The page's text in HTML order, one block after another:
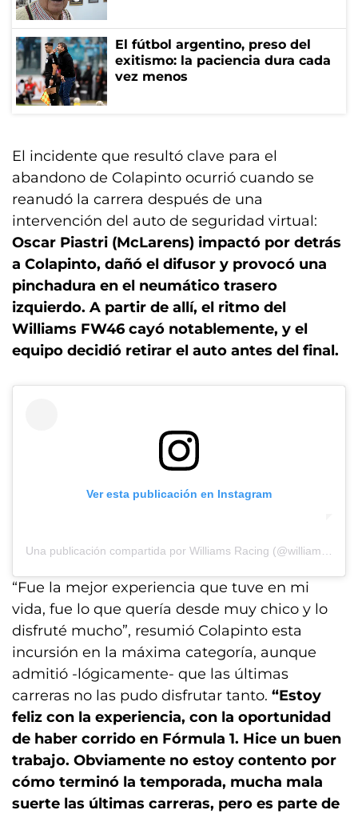
El fútbol argentino, preso del
exitismo: la paciencia dura cada
vez menos
El incidente que resultó clave para el
abandono de Colapinto ocurrió cuando se
reanudó la carrera después de una
intervención del auto de seguridad virtual:
Oscar Piastri (McLarens) impactó por detrás
a Colapinto, dañó el difusor y provocó una
pinchadura en el neumático trasero
izquierdo. A partir de allí, el ritmo del
Williams FW46 cayó notablemente, y el
equipo decidió retirar el auto antes del final.
Ver esta publicación en Instagram
Una publicación compartida por Williams Racing (@williamsracing)
“Fue la mejor experiencia que tuve en mi
vida, fue lo que quería desde muy chico y lo
disfruté mucho”, resumió Colapinto esta
incursión en la máxima categoría, aunque
admitió -lógicamente- que las últimas
carreras no las pudo disfrutar tanto. “Estoy
feliz con la experiencia, con la oportunidad
de haber corrido en Fórmula 1. Hice un buen
trabajo. Obviamente no estoy contento por
cómo terminó la temporada, mucha mala
suerte las últimas carreras, pero es parte de